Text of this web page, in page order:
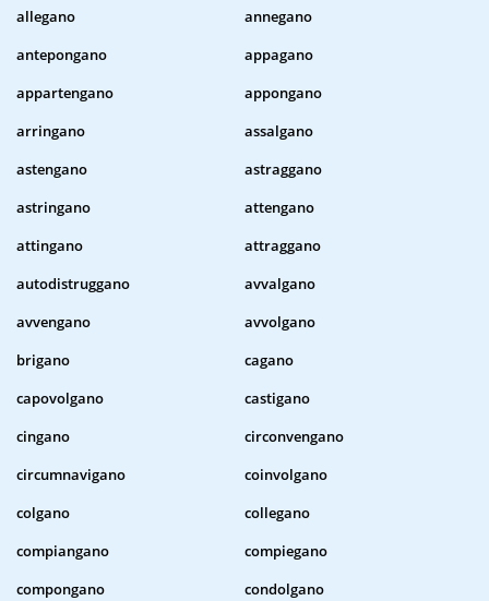
allegano
annegano
antepongano
appagano
appartengano
appongano
arringano
assalgano
astengano
astraggano
astringano
attengano
attingano
attraggano
autodistruggano
avvalgano
avvengano
avvolgano
brigano
cagano
capovolgano
castigano
cingano
circonvengano
circumnavigano
coinvolgano
colgano
collegano
compiangano
compiegano
compongano
condolgano